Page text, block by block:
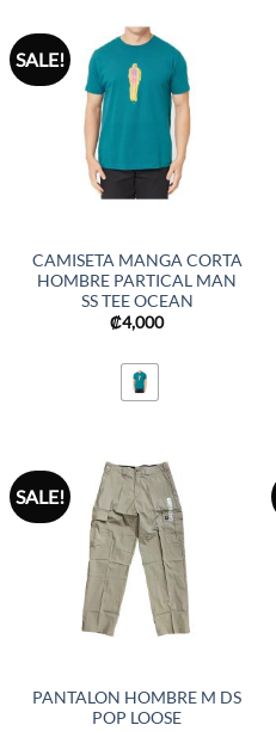
SALE!
CAMISETA MANGA CORTA
HOMBRE PARTICAL MAN
SS TEE OCEAN
₡4,000
SALE!
PANTALON HOMBRE M DS
POP LOOSE